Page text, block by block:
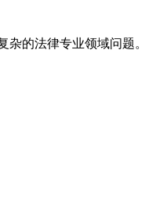
的法律专业领域问题。